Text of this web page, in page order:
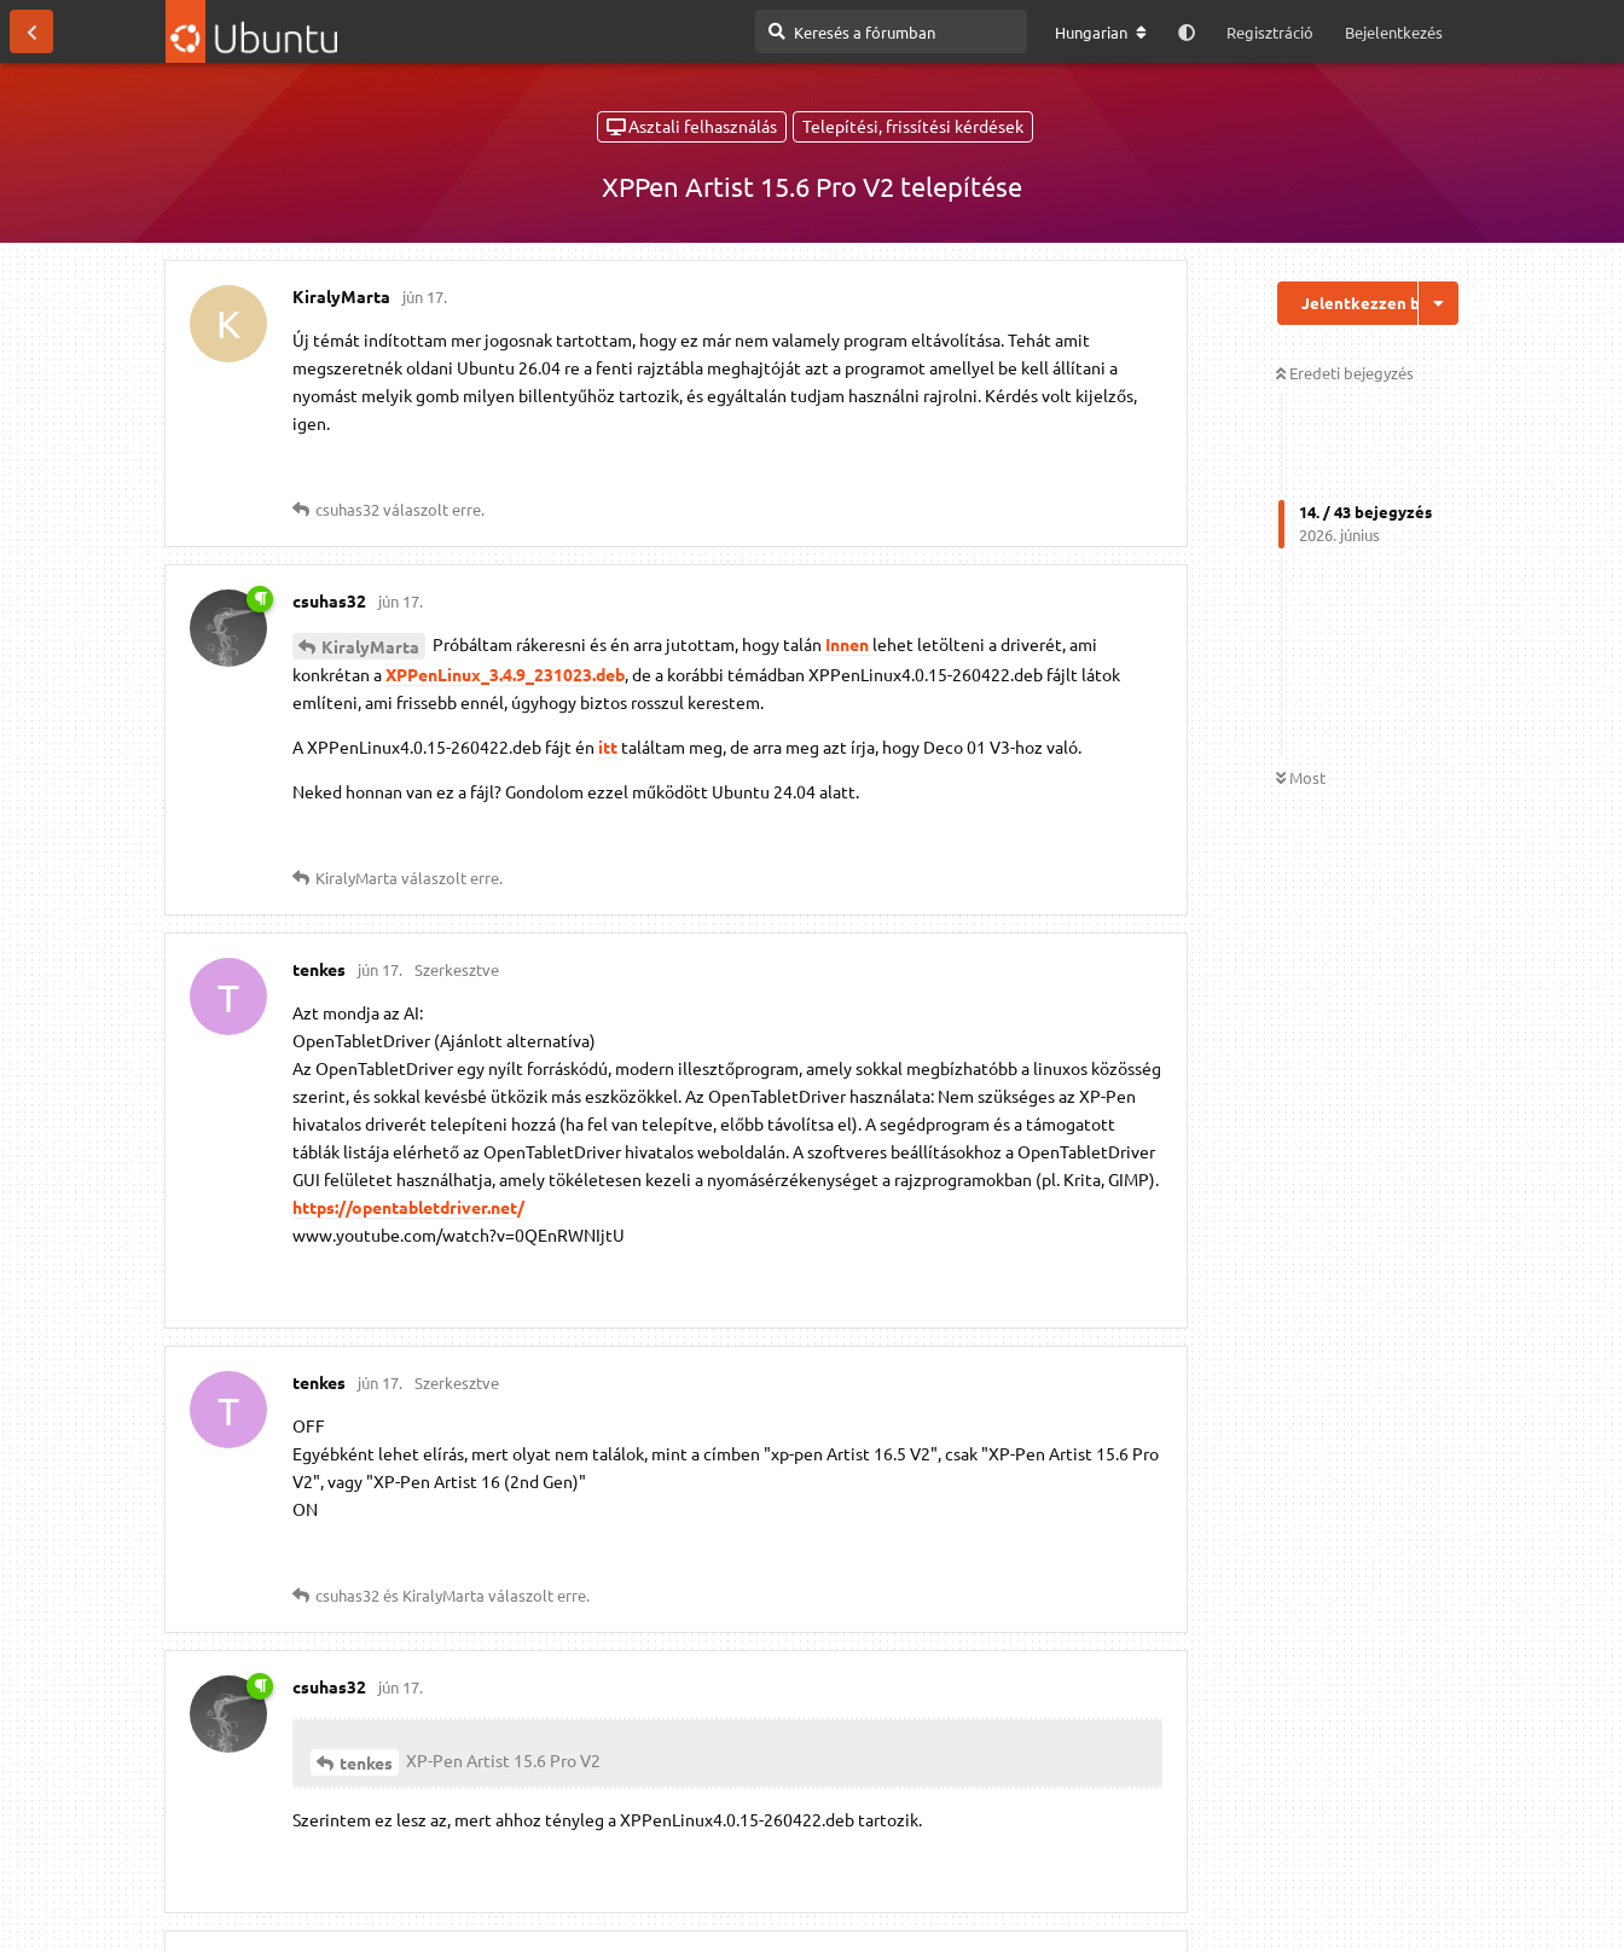
Hungarian Regisztráció Bejelentkezés
Asztali felhasználás Telepítési, frissítési kérdések
XPPen Artist 15.6 Pro V2 telepítése
Jelentkezzen be a válaszhoz
Eredeti bejegyzés
14. /43bejegyzés
2026. június
Most
K
KiralyMarta jún 17.
Új témát indítottam mer jogosnak tartottam, hogy ez már nem valamely program eltávolítása. Tehát amit
megszeretnék oldani Ubuntu 26.04 re a fenti rajztábla meghajtóját azt a programot amellyel be kell állítani a
nyomást melyik gomb milyen billentyűhöz tartozik, és egyáltalán tudjam használni rajrolni. Kérdés volt kijelzős,
igen.
csuhas32 válaszolt erre.
csuhas32 jún 17.
KiralyMarta Próbáltam rákeresni és én arra jutottam, hogy talán Innen lehet letölteni a driverét, ami
konkrétan aXPPenLinux_3.4.9_231023.deb, de a korábbi témádban XPPenLinux4.0.15-260422.deb fájlt látok
említeni, ami frissebb ennél, úgyhogy biztos rosszul kerestem.
A XPPenLinux4.0.15-260422.deb fájt én itt találtam meg, de arra meg azt írja, hogy Deco 01 V3-hoz való.
Neked honnan van ez a fájl? Gondolom ezzel működött Ubuntu 24.04 alatt.
KiralyMarta válaszolt erre.
T
tenkes jún 17. Szerkesztve
Azt mondja az AI:
OpenTabletDriver (Ajánlott alternatíva)
Az OpenTabletDriver egy nyílt forráskódú, modern illesztőprogram, amely sokkal megbízhatóbb a linuxos közösség
szerint, és sokkal kevésbé ütközik más eszközökkel. Az OpenTabletDriver használata: Nem szükséges az XP-Pen
hivatalos driverét telepíteni hozzá (ha fel van telepítve, előbb távolítsa el). A segédprogram és a támogatott
táblák listája elérhető az OpenTabletDriver hivatalos weboldalán. A szoftveres beállításokhoz a OpenTabletDriver
GUI felületet használhatja, amely tökéletesen kezeli a nyomásérzékenységet a rajzprogramokban (pl. Krita, GIMP).
https://opentabletdriver.net/
www.youtube.com/watch?v=0QEnRWNIjtU
T
tenkes jún 17. Szerkesztve
OFF
Egyébként lehet elírás, mert olyat nem találok, mint a címben "xp-pen Artist 16.5 V2", csak "XP-Pen Artist 15.6 Pro
V2", vagy "XP-Pen Artist 16 (2nd Gen)"
ON
csuhas32 és KiralyMarta válaszolt erre.
csuhas32 jún 17.
tenkes XP-Pen Artist 15.6 Pro V2
Szerintem ez lesz az, mert ahhoz tényleg a XPPenLinux4.0.15-260422.deb tartozik.